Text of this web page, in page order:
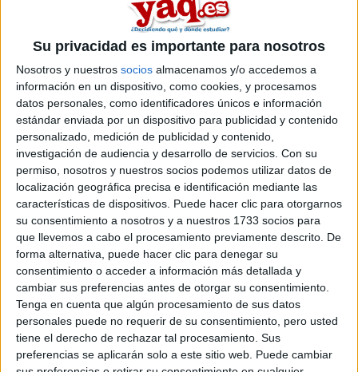
Su privacidad es importante para nosotros
Nosotros y nuestros socios almacenamos y/o accedemos a
información en un dispositivo, como cookies, y procesamos
datos personales, como identificadores únicos e información
estándar enviada por un dispositivo para publicidad y contenido
personalizado, medición de publicidad y contenido,
investigación de audiencia y desarrollo de servicios. Con su
permiso, nosotros y nuestros socios podemos utilizar datos de
localización geográfica precisa e identificación mediante las
características de dispositivos. Puede hacer clic para otorgarnos
su consentimiento a nosotros y a nuestros 1733 socios para
que llevemos a cabo el procesamiento previamente descrito. De
forma alternativa, puede hacer clic para denegar su
consentimiento o acceder a información más detallada y
cambiar sus preferencias antes de otorgar su consentimiento.
Tenga en cuenta que algún procesamiento de sus datos
personales puede no requerir de su consentimiento, pero usted
tiene el derecho de rechazar tal procesamiento. Sus
preferencias se aplicarán solo a este sitio web. Puede cambiar
Ahora que ya han salido las listas de la primera adjudicación
en Andalucía me encuentro con que solo me han cogido en
mi tercera opción, en la primera estoy la 145(educación
primaria) y en la segunda la 14(doble grado de geografía y
gestión del territorio más historia). Yo tengo un 8,581 y
primaria se ha quedado en un 8,840 , no estoy muy lejos
pero me parece que tengo mucha gente delante como para
llegar a entrar. El doble grado esta en 8,460 pero las
asignaturas no me ponderan y aunque estoy la 14 me separa
un punto de la nota que tiene ahora(antes estaba en un 5) y
solo hay 30 plazas.
Sinceramente, ¿creeis que tengo alguna posibilidad de
entrar?
Inicio
Etiquetas: La universidad - un mundo